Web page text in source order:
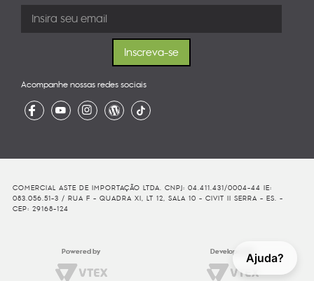
Ajuda?
Acompanhe nossas redes sociais
COMERCIAL ASTE DE IMPORTAÇÃO LTDA. CNPJ: 04.411.431/0004-44 IE:
083.056.51-3 / RUA F - QUADRA XI, LT 12, SALA 10 - CIVIT II SERRA - ES. -
CEP: 29168-124
Powered by Developed By